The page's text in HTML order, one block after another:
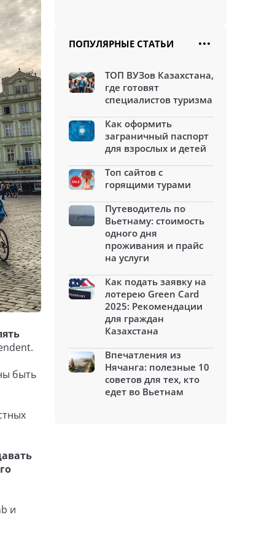
быть
и
ПОПУЛЯРНЫЕ СТАТЬИ
ТОП ВУЗов Казахстана,
где готовят
специалистов туризма
Как оформить
заграничный паспорт
для взрослых и детей
Топ сайтов с
горящими турами
Путеводитель по
Вьетнаму: стоимость
одного дня
проживания и прайс
на услуги
Как подать заявку на
лотерею Green Card
2025: Рекомендации
для граждан
Казахстана
Впечатления из
Нячанга: полезные 10
советов для тех, кто
едет во Вьетнам